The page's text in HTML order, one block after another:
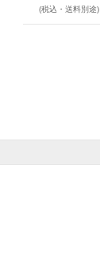
(税込・送料別途)